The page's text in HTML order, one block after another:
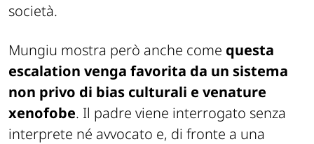
società.
Mungiu mostra però anche come questa
escalation venga favorita da un sistema
non privo di bias culturali e venature
xenofobe. Il padre viene interrogato senza
interprete né avvocato e, di fronte a una